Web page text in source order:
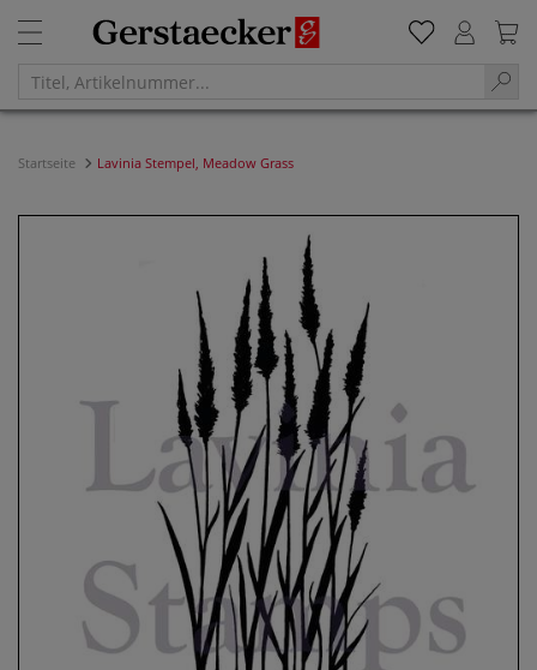
Startseite Lavinia Stempel, Meadow Grass